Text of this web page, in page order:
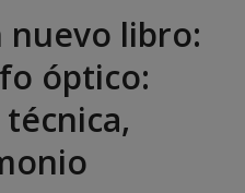
nuevo libro:
óptico: